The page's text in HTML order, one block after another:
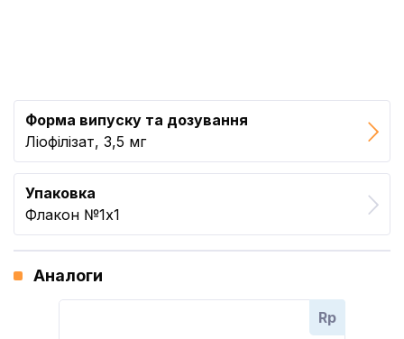
Форма випуску та дозування
Ліофілізат, 3,5 мг
Упаковка
Флакон №1x1
Аналоги
Rp